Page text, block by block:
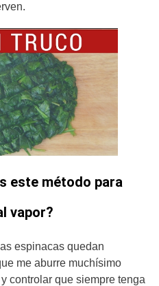
este método para
vapor?
espinacas quedan
me aburre muchísimo
controlar que siempre tenga